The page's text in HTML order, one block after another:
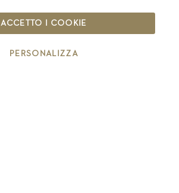
IT00126670215
ACCETTO I COOKIE
PERSONALIZZA